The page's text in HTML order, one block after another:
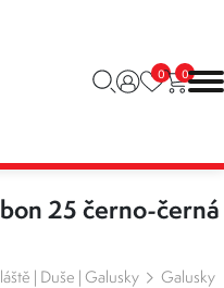
0 0
25 černo-černá
| Duše | Galusky
Galusky